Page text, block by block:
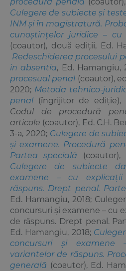
procedură penală
Culegere de subiecte și
INM și în magistratură.
cunoștințelor juridice – cu
(coautor), două ediții, Ed.
Redeschiderea procesului
in absentia, Ed. Hamangiu,
procesual penal (coautor),
2020; Metoda tehnico-
penal (îngrijitor de ediţie),
Codul de procedură
articole (coautor), Ed. C.H.
3-a, 2020; Culegere de
şi examene. Procedură
Partea specială (coautor),
Culegere de subiecte
examene – cu
răspuns. Drept penal.
Ed. Hamangiu, 2018;
concursuri şi examene – cu
de răspuns. Drept penal.
Ed. Hamangiu, 2018;
concursuri şi
variantelor de răspuns.
generală (coautor), Ed.